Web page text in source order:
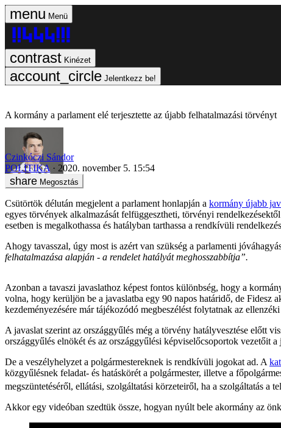
Menü
Kinézet
Jelentkezz be!
A kormány a parlament elé terjesztette az újabb felhatalmazási törvényt
Czinkóczi Sándor
POLITIKA
2020. november 5. 15:54
Megosztás
Csütörtök délután megjelent a parlament honlapján a kormány újabb
egyes törvények alkalmazását felfüggesztheti, törvényi
esetben is megalkothassa és hatályban tarthassa a rendkívüli
Ahogy tavasszal, úgy most is azért van szükség a parlamenti
felhatalmazása alapján - a rendelet hatályát meghosszabbítja”.
Azonban a tavaszi javaslathoz képest fontos különbség, hogy a
volna, hogy kerüljön be a javaslatba egy 90 napos határidő, de Fidesz
kezdeményezésére már tájékozódó megbeszélést folytatnak az
A javaslat szerint az országgyűlés még a törvény hatályvesztése előtt
országgyűlés elnökét és az országgyűlési képviselőcsoportok vezetőit
De a veszélyhelyzet a polgármestereknek is rendkívüli jogokat ad. A
közgyűlésnek feladat- és hatáskörét a polgármester, illetve a
megszüntetéséről, ellátási, szolgáltatási körzeteiről, ha a szolgáltatás a
Akkor egy videóban szedtük össze, hogyan nyúlt bele akormány az